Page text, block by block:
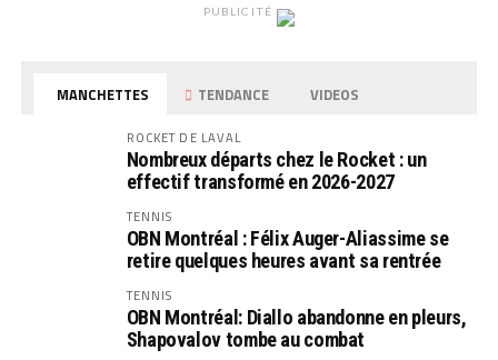
PUBLICITÉ
MANCHETTES TENDANCE VIDEOS
ROCKET DE LAVAL
Nombreux départs chez le Rocket : un
effectif transformé en 2026-2027
TENNIS
OBN Montréal : Félix Auger-Aliassime se
retire quelques heures avant sa rentrée
TENNIS
OBN Montréal: Diallo abandonne en pleurs,
Shapovalov tombe au combat